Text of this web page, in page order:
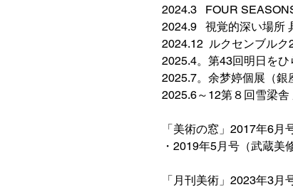
2024.3 FOUR
2024.9 視覚的深い場所
2024.12 ルクセンブルク
2025.4。第43回明日を
2025.7。余梦婷個展（銀
2025.6～12第８回雪梁
「美術の窓」2017年6月
・2019年5月号（武蔵美
「月刊美術」2023年3月